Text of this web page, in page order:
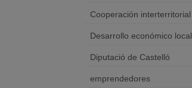
Cooperación interterritorial
Desarrollo económico local
Diputació de Castelló
emprendedores